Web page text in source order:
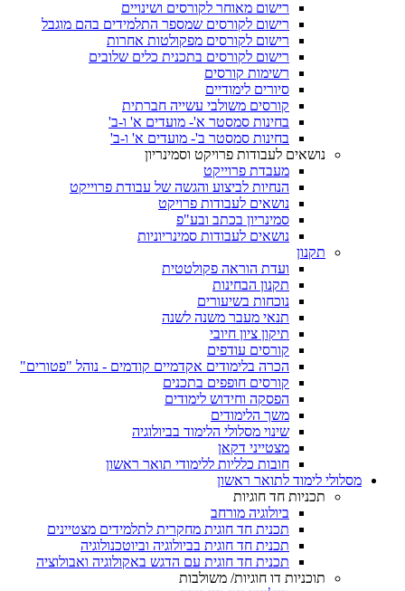
רישום מאוחר לקורסים ושינויים
רישום לקורסים שמספר התלמידים בהם מוגבל
רישום לקורסים מפקולטות אחרות
רישום לקורסים בתכנית כלים שלובים
רשימות קורסים
סיורים לימודיים
קורסים משולבי עשייה חברתית
בחינות סמסטר א'- מועדים א' ו-ב'
בחינות סמסטר ב'- מועדים א' ו-ב'
נושאים לעבודות פרויקט וסמינריון
מעבדת פרוייקט
הנחיות לביצוע והגשה של עבודת פרוייקט
נושאים לעבודות פרויקט
סמינריון בכתב ובע"פ
נושאים לעבודות סמינריוניות
תקנון
ועדת הוראה פקולטטית
תקנון הבחינות
נוכחות בשיעורים
תנאי מעבר משנה לשנה
תיקון ציון חיובי
קורסים עודפים
הכרה בלימודים אקדמיים קודמים - נוהל "פטורים"
קורסים חופפים בתכנים
הפסקה וחידוש לימודים
משך הלימודים
שינוי מסלולי הלימוד בביולוגיה
מצטייני דקאן
חובות כלליות ללימודי תואר ראשון
מסלולי לימוד לתואר ראשון
תכניות חד חוגיות
ביולוגיה מורחב
תכנית חד חוגית מחקרית לתלמידים מצטיינים
תכנית חד חוגית בביולוגיה וביוטכנולוגיה
תכנית חד חוגית עם הדגש באקולוגיה ואבולוציה
תוכניות דו חוגיות/ משולבות